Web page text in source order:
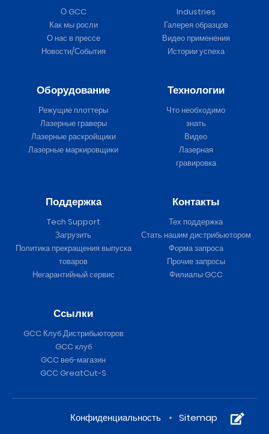
О GCC
Как мы росли
О нас в прессе
Новости/События
Industries
Галерея образцов
Видео применения
Истории успеха
Оборудование
Режущие плоттеры
Лазерные граверы
Лазерные раскройщики
Лазерные маркировщики
Технологии
Что необходимо
знать
Видео
Лазерная
гравировка
Поддержка
Tech Support
Загрузить
Политика прекращения выпуска
товаров
Негарантийный сервис
Контакты
Тех поддержка
Стать нашим дистрибьютором
Форма запроса
Прочие запросы
Филиалы GCC
Ссылки
GCC Клуб Дистрибьюторов
GCC клуб
GCC веб-магазин
GCC GreatCut-S
Конфиденциальность Sitemap